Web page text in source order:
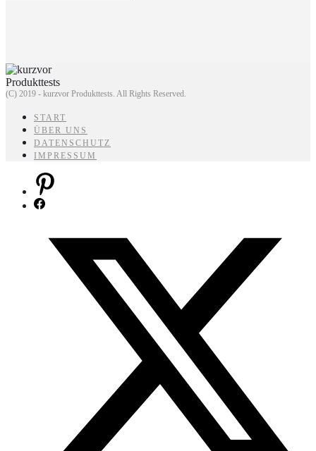
(C) 2019 - kurzvor Produkttests. All Rights Reserved.
START
ÜBER UNS
DATENSCHUTZ
IMPRESSUM